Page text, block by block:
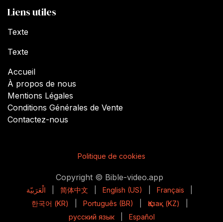
Liens utiles
Texte
Texte
Accueil
À propos de nous
Mentions Légales
Conditions Générales de Vente
Contactez-nous
Politique de cookies
Copyright © Bible-video.app
الْعَرَبيّة 简体中文 English (US) Français
한국어 (KR)
Português (BR) Қазақ (KZ)
русский язык
Español